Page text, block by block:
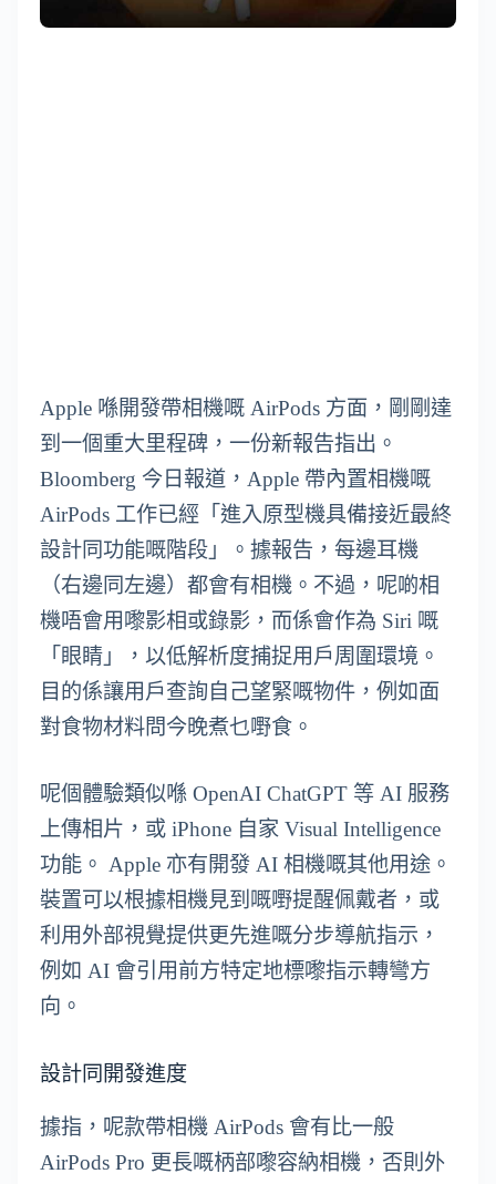
Apple 喺開發帶相機嘅 AirPods 方面，剛剛達
到一個重大里程碑，一份新報告指出。
Bloomberg 今日報道，Apple 帶內置相機嘅
AirPods 工作已經「進入原型機具備接近最終
設計同功能嘅階段」。據報告，每邊耳機
（右邊同左邊）都會有相機。不過，呢啲相
機唔會用嚟影相或錄影，而係會作為 Siri 嘅
「眼睛」，以低解析度捕捉用戶周圍環境。
目的係讓用戶查詢自己望緊嘅物件，例如面
對食物材料問今晚煮乜嘢食。
呢個體驗類似喺 OpenAI ChatGPT 等 AI 服務
上傳相片，或 iPhone 自家 Visual Intelligence
功能。 Apple 亦有開發 AI 相機嘅其他用途。
裝置可以根據相機見到嘅嘢提醒佩戴者，或
利用外部視覺提供更先進嘅分步導航指示，
例如 AI 會引用前方特定地標嚟指示轉彎方
向。
設計同開發進度
據指，呢款帶相機 AirPods 會有比一般
AirPods Pro 更長嘅柄部嚟容納相機，否則外